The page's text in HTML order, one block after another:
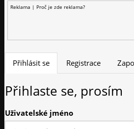
Reklama | Proč je zde reklama?
Přihlásit se Registrace
Přihlaste se, prosím
Uživatelské jméno